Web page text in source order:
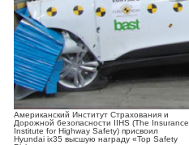
Американский Институт Страхования и
Дорожной безопасности IIHS (The Insurance
Institute for Highway Safety) присвоил
Hyundai ix35 высшую награду «Top Safety